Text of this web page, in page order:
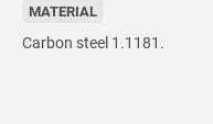
MATERIAL
Carbon steel 1.1181.